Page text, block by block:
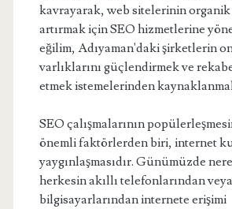
kavrayarak, web sitelerinin
artırmak için SEO hizmetlerine
eğilim, Adıyaman'daki şirketlerin
varlıklarını güçlendirmek ve
etmek istemelerinden
SEO çalışmalarının
önemli faktörlerden biri, internet
yaygınlaşmasıdır. Günümüzde
herkesin akıllı telefonlarından veya
bilgisayarlarından internete erişimi